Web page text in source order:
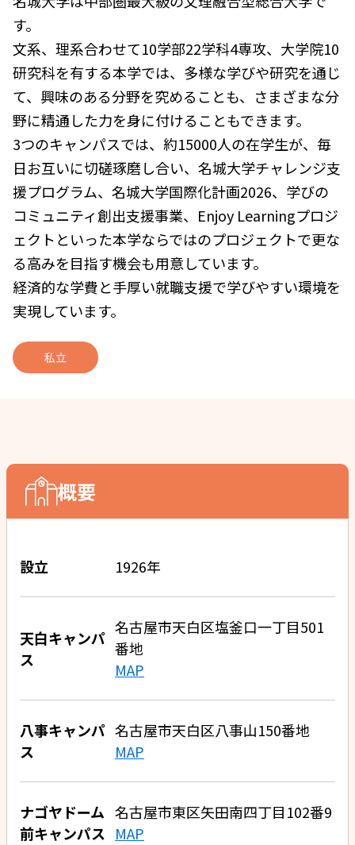
す。
文系、理系合わせて10学部22学科4専攻、大学院10
研究科を有する本学では、多様な学びや研究を通じ
て、興味のある分野を究めることも、さまざまな分
野に精通した力を身に付けることもできます。
3つのキャンパスでは、約15000人の在学生が、毎
日お互いに切磋琢磨し合い、名城大学チャレンジ支
援プログラム、名城大学国際化計画2026、学びの
コミュニティ創出支援事業、Enjoy Learningプロジ
ェクトといった本学ならではのプロジェクトで更な
る高みを目指す機会も用意しています。
経済的な学費と手厚い就職支援で学びやすい環境を
実現しています。
私立
概要
設立 1926年
天白キャンパ
ス
名古屋市天白区塩釜口一丁目501
番地
MAP
八事キャンパ
ス
名古屋市天白区八事山150番地
MAP
ナゴヤドーム
前キャンパス
名古屋市東区矢田南四丁目102番9
MAP